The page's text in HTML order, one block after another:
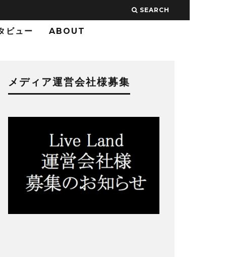
SEARCH
ビュー ABOUT
メディア運営会社様募集